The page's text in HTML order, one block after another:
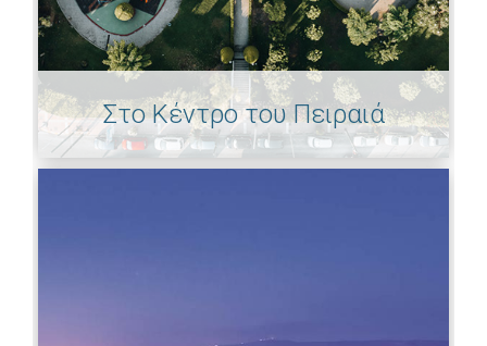
Στο Κέντρο του Πειραιά